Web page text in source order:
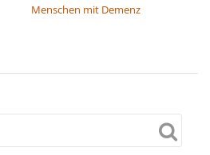
Menschen mit Demenz